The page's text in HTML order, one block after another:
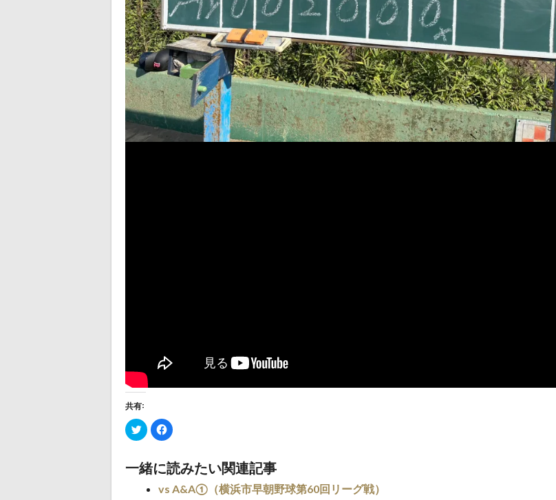
共有:
ク
リ
し
て
Twitter
共
Facebook
で
す
る
に
は
ク
一緒に読みたい関連記事
vs A&A①（横浜市早朝野球第60回リーグ戦）